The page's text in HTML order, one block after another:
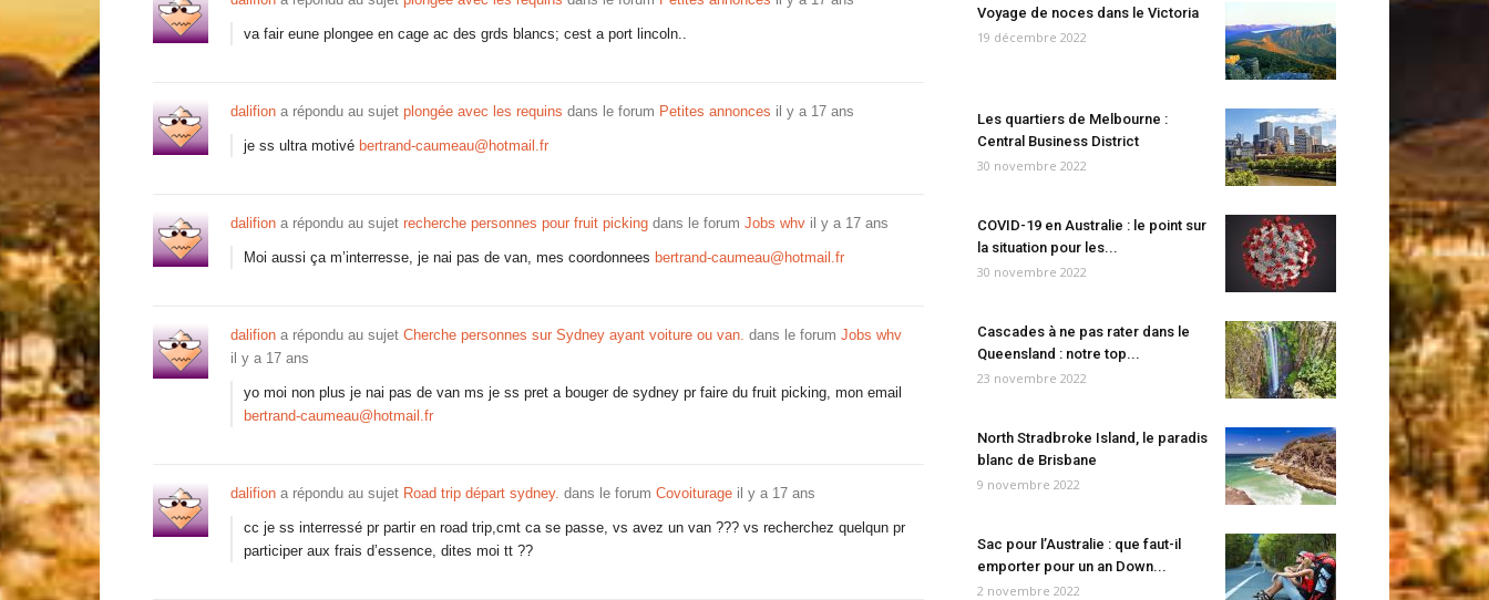
va fair eune plongee en cage ac des grds blancs; cest a port lincoln..
dalifion a répondu au sujet plongée avec les requins dans le forum Petites annonces il y a 17 ans
je ss ultra motivé bertrand-caumeau@hotmail.fr
dalifion a répondu au sujet recherche personnes pour fruit picking dans le forum Jobs whv il y a 17 ans
Moi aussi ça m’interresse, je nai pas de van, mes coordonnees bertrand-caumeau@hotmail.fr
dalifion a répondu au sujet Cherche personnes sur Sydney ayant voiture ou van. dans le forum Jobs whv
il y a 17 ans
yo moi non plus je nai pas de van ms je ss pret a bouger de sydney pr faire du fruit picking, mon email
bertrand-caumeau@hotmail.fr
dalifion a répondu au sujet Road trip départ sydney. dans le forum Covoiturage il y a 17 ans
cc je ss interressé pr partir en road trip,cmt ca se passe, vs avez un van ??? vs recherchez quelqun pr
participer aux frais d’essence, dites moi tt ??
Voyage de noces dans le Victoria
19 décembre 2022
Les quartiers de Melbourne :
Central Business District
30 novembre 2022
COVID-19 en Australie : le point sur
la situation pour les...
30 novembre 2022
Cascades à ne pas rater dans le
Queensland : notre top...
23 novembre 2022
North Stradbroke Island, le paradis
blanc de Brisbane
9 novembre 2022
Sac pour l’Australie : que faut-il
emporter pour un an Down...
2 novembre 2022